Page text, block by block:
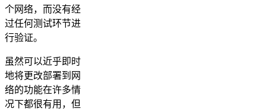
个网络，而没有经
过任何测试环节进
行验证。
虽然可以近乎即时
地将更改部署到网
络的功能在许多情
况下都很有用，但